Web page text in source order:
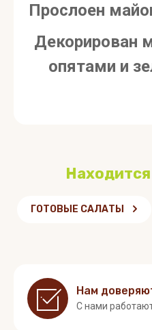
Прослоен
Декорирован
опятами и
ГОТОВЫЕ САЛАТЫ
Нам
С нами